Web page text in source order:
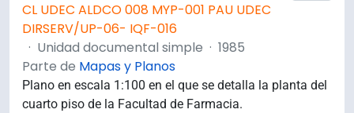
CL UDEC ALDCO 008 MYP-001 PAU UDEC
DIRSERV/UP-06- IQF-016
· Unidad documental simple · 1985
Parte de Mapas y Planos
Plano en escala 1:100 en el que se detalla la planta del
cuarto piso de la Facultad de Farmacia.